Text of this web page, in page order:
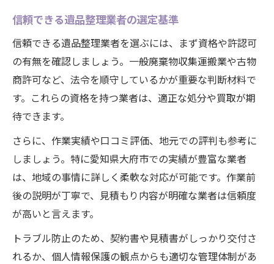
信頼できる遺品整理業者の選定基準
信頼できる遺品整理業者を選ぶには、まず資格や許認可
の有無を確認しましょう。一般廃棄物収集運搬業や古物
商許可など、法令を順守しているかが重要な判断材料で
す。これらの資格を持つ業者は、適正な処分や買取が期
待できます。
さらに、作業実績や口コミ評価、地元での評判も参考に
しましょう。特に愛知県大府市での実績が豊富な業者
は、地域の事情に詳しく柔軟な対応が可能です。作業前
後の説明が丁寧で、見積もり内容が明確な業者は信頼度
が高いと言えます。
トラブル防止のため、契約書や見積書がしっかり交付さ
れるか、個人情報保護の観点からも適切な管理体制があ